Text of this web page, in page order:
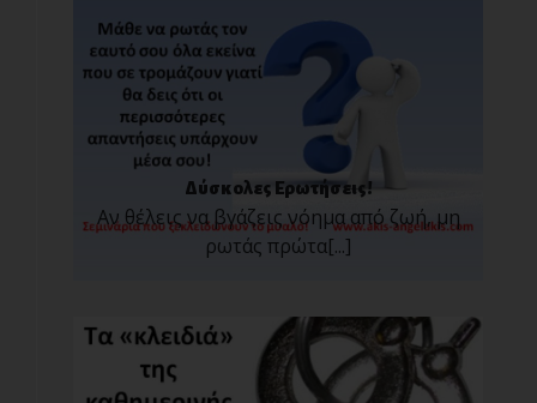
Δύσκολες Ερωτήσεις!
Αν θέλεις να βγάζεις νόημα από ζωή, μη
ρωτάς πρώτα[...]